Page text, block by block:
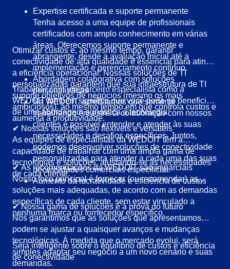
Expertise certificada e suporte permanente
Tenha acesso a uma equipe de profissionais
certificados com amplo conhecimento em várias
áreas. Oferecemos suporte permanente e
abrangente, desde a avaliação inicial até a
implementação e gerenciamento contínuo.
Abordagem colaborativa com soluções
personalizadas
Na WEDOIT, acreditamos que somente
trabalhando em estreita colaboração com nossos
clientes é possível entender e atender às suas
necessidades e desafios específicos. Juntos,
podemos desenvolver soluções de conectividade
personalizadas para atender a cada uma das suas
necessidades comerciais específicas.
Aumento da lucratividade e eficiência de custos
Otimizar custos e, ao mesmo tempo, garantir
conectividade de alta qualidade é essencial para atingir
a eficiência operacional. Nossas soluções de TI
personalizadas garantem que sua infraestrutura de TI
suporte objetivos de negócios (mesmo os mais
ambiciosos), ao mesmo tempo em que controla custos e
aumenta a produtividade.
Trabalhar com um parceiro especialista como a
WEDOIT também significa que você pode se beneficiar
de uma abordagem agnóstica à tecnologia:
✔ Nossas soluções são flexíveis e versáteis
As equipes de especialistas da WEDOIT têm a
capacidade de trabalhar com uma ampla gama de
tecnologias e soluções, ajustando-se às necessidades
de cada cliente.
✔ As recomendações da WEDOIT são imparciais
Nosso foco principal é fornecer (ou recomendar) as
soluções mais adequadas, de acordo com as demandas
específicas de cada cliente, sem estar vinculado a
nenhuma marca ou fornecedor específico.
✔ Nossa gama de soluções é à prova do futuro
Nós garantimos que as soluções que apresentamos
podem se ajustar a quaisquer avanços e mudanças
tecnológicas. À medida que o mercado evolui, será
simples adaptar seu negócio a um novo cenário e suas
demandas.
Seja inteligente sobre o equilíbrio de custos e eficiência
de conectividade